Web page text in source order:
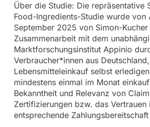
Über die Studie: Die repräsentative
Food-Ingredients-Studie wurde von
September 2025 von Simon-Kucher
Zusammenarbeit mit dem
Marktforschungsinstitut Appinio
Verbraucher*innen aus
Lebensmitteleinkauf selbst
mindestens einmal im Monat
Bekanntheit und Relevanz von
Zertifizierungen bzw. das Vertrauen
entsprechende